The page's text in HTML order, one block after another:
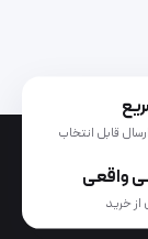
ممکن است در
قابل انتخاب
واقعی
خرید